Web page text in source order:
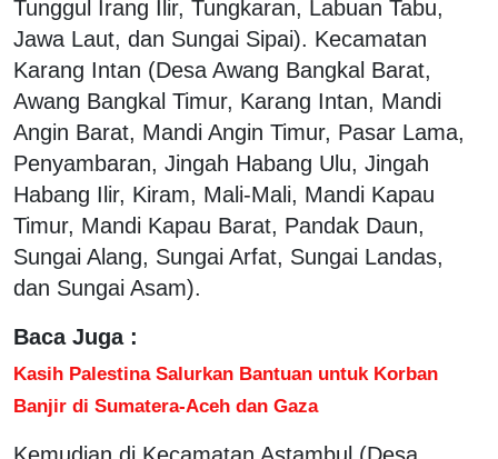
Tunggul Irang Ilir, Tungkaran, Labuan Tabu,
Jawa Laut, dan Sungai Sipai). Kecamatan
Karang Intan (Desa Awang Bangkal Barat,
Awang Bangkal Timur, Karang Intan, Mandi
Angin Barat, Mandi Angin Timur, Pasar Lama,
Penyambaran, Jingah Habang Ulu, Jingah
Habang Ilir, Kiram, Mali-Mali, Mandi Kapau
Timur, Mandi Kapau Barat, Pandak Daun,
Sungai Alang, Sungai Arfat, Sungai Landas,
dan Sungai Asam).
Baca Juga :
Kasih Palestina Salurkan Bantuan untuk Korban
Banjir di Sumatera-Aceh dan Gaza